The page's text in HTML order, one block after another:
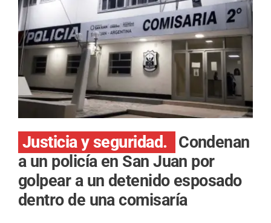
Justicia y seguridad.
Condenan
a un policía en San Juan por
golpear a un detenido esposado
dentro de una comisaría